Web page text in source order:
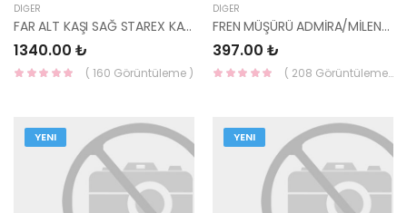
DIĞER
FAR ALT KAŞI SAĞ STAREX KAMYONET 86550-47000-MOBIS
1340.00 ₺
( 160 Görüntüleme )
DIĞER
FREN MÜŞÜRÜ ADMİRA/MİLENYUM 93810-25300-YS
397.00 ₺
( 208 Görüntüleme )
YENI YENI